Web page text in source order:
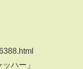
ハー」